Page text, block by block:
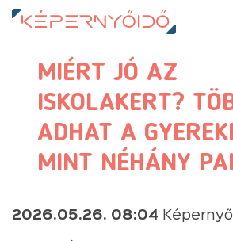
MIÉRT JÓ AZ
ISKOLAKERT?
ADHAT A
MINT NÉHÁNY
2026.05.26. 08:04